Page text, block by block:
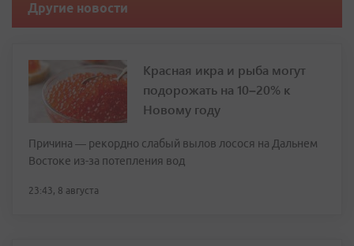
Другие новости
Красная икра и рыба могут
подорожать на 10–20% к
Новому году
Причина — рекордно слабый вылов лосося на Дальнем
Востоке из-за потепления вод
23:43, 8 августа